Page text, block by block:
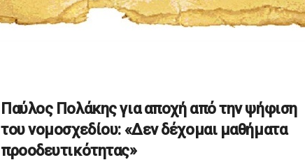
Παύλος Πολάκης για αποχή από την ψήφιση
του νομοσχεδίου: «Δεν δέχομαι μαθήματα
προοδευτικότητας»